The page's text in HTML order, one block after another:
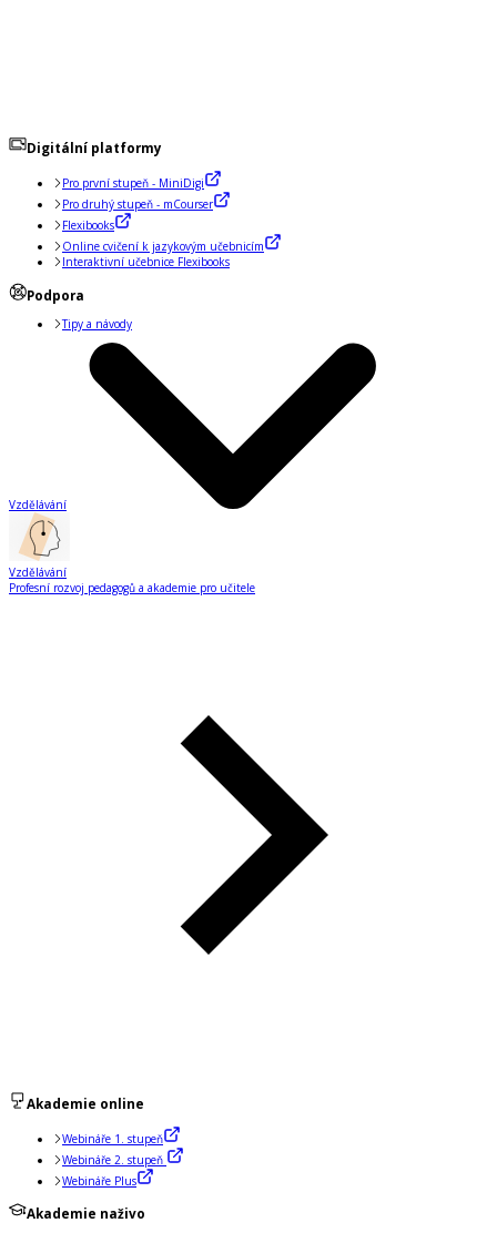
Digitální platformy
Pro první stupeň - MiniDigi
Pro druhý stupeň - mCourser
Flexibooks
Online cvičení k jazykovým učebnicím
Interaktivní učebnice Flexibooks
Podpora
Tipy a návody
Vzdělávání
Vzdělávání
Profesní rozvoj pedagogů a akademie pro učitele
Akademie online
Webináře 1. stupeň
Webináře 2. stupeň
Webináře Plus
Akademie naživo